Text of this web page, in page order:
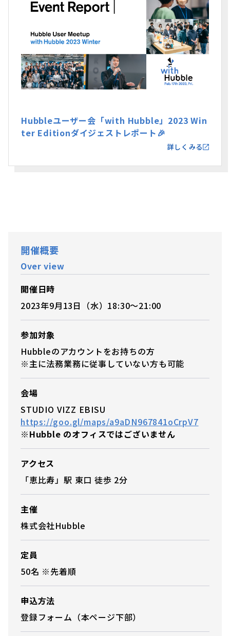
Hubbleユーザー会「with Hubble」2023 Win
ter Editionダイジェストレポート🎉
詳しくみる
開催概要
Over view
開催日時
2023年9月13日（水）18:30〜21:00
参加対象
Hubbleのアカウントをお持ちの方
※主に法務業務に従事していない方も可能
会場
STUDIO VIZZ EBISU
https://goo.gl/maps/a9aDN967841oCrpV7
※Hubble のオフィスではございません
アクセス
「恵比寿」駅 東口 徒歩 2分
主催
株式会社Hubble
定員
50名 ※先着順
申込方法
登録フォーム（本ページ下部）